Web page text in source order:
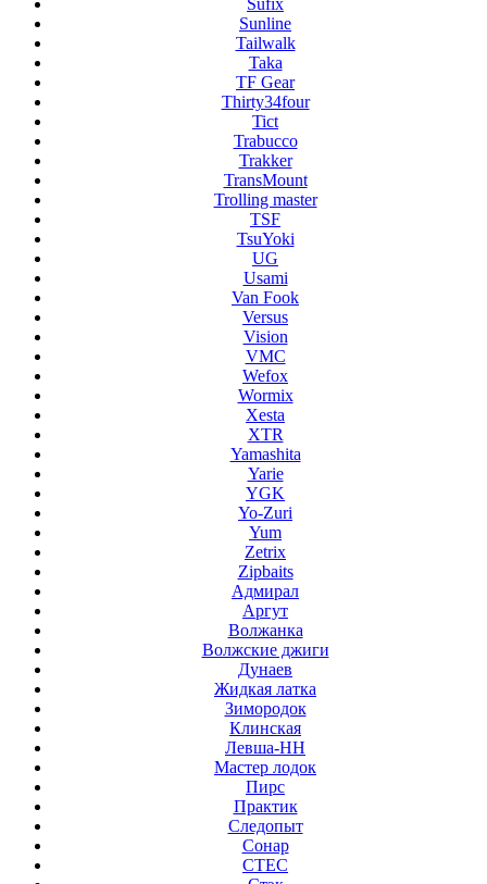
Sufix
Sunline
Tailwalk
Taka
TF Gear
Thirty34four
Tict
Trabucco
Trakker
TransMount
Trolling master
TSF
TsuYoki
UG
Usami
Van Fook
Versus
Vision
VMC
Wefox
Wormix
Xesta
XTR
Yamashita
Yarie
YGK
Yo-Zuri
Yum
Zetrix
Zipbaits
Адмирал
Аргут
Волжанка
Волжские джиги
Дунаев
Жидкая латка
Зимородок
Клинская
Левша-НН
Мастер лодок
Пирс
Практик
Следопыт
Сонар
СТЕС